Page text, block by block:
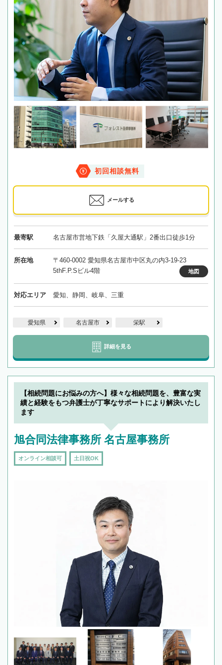
初回相談無料
メールする
最寄駅 名古屋市営地下鉄「久屋大通駅」2番出口徒歩1分
所在地
〒460-0002 愛知県名古屋市中区丸の内3-19-23
5thF.P.Sビル4階
地図
対応エリア 愛知、静岡、岐阜、三重
愛知県 名古屋市 栄駅
詳細を見る
【相続問題にお悩みの方へ】様々な相続問題を、豊富な実
績と経験をもつ弁護士が丁寧なサポートにより解決いたし
ます
旭合同法律事務所 名古屋事務所
オンライン相談可 土日祝OK